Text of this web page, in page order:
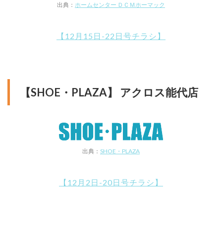
出典： ホームセンター ＤＣＭホーマック
【12月15日-22日号チラシ】
【SHOE・PLAZA】 アクロス能代店
出典： SHOE・PLAZA
【12月2日-20日号チラシ】